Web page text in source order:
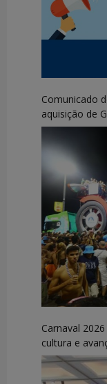
Comunicado
aquisição de
Carnaval
cultura e